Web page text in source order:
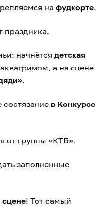
на фудкорте.
праздника.
начнётся детская
а на сцене
.
в Конкурсе
от группы «КТБ».
заполненные
сцене! Тот самый